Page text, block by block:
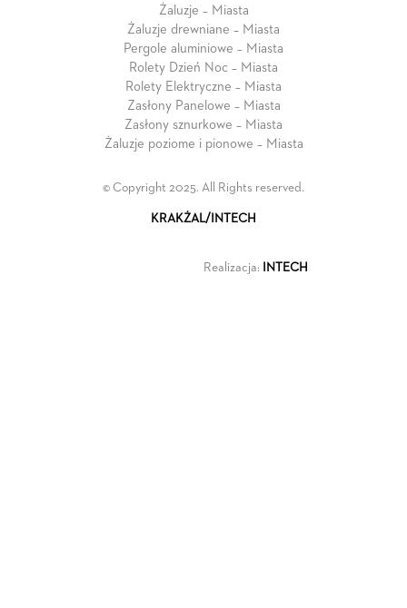
Żaluzje – Miasta
Żaluzje drewniane – Miasta
Pergole aluminiowe – Miasta
Rolety Dzień Noc – Miasta
Rolety Elektryczne – Miasta
Zasłony Panelowe – Miasta
Zasłony sznurkowe – Miasta
Żaluzje poziome i pionowe – Miasta
© Copyright 2025. All Rights reserved.
KRAKŻAL/INTECH
Realizacja: INTECH